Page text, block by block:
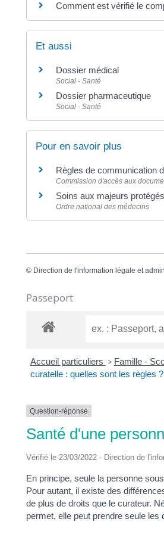
Comment est vérifié le
Et aussi
Dossier médical
Social - Santé
Dossier pharmaceutique
Social - Santé
Pour en savoir plus
Règles de communication
Commission d'accès aux
Soins aux majeurs protégés
Ordre national des médecins
© Direction de l'information légale et
Passeport
Accueil particuliers > Famille -
curatelle : quelles sont les règles ?
Question-réponse
Santé d'une
Vérifié le 23/03/2022 - Direction de
En principe, seule la personne
Pour autant, il existe des
de plus de droits que le curateur.
permet, elle peut prendre seule